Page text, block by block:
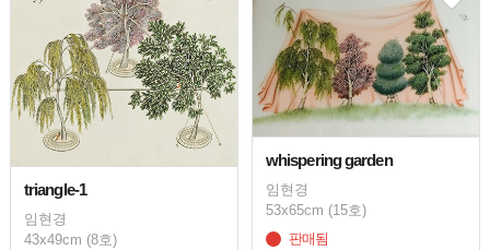
triangle-1
임현경
43x49cm (8호)
whispering garden
임현경
53x65cm (15호)
판매됨